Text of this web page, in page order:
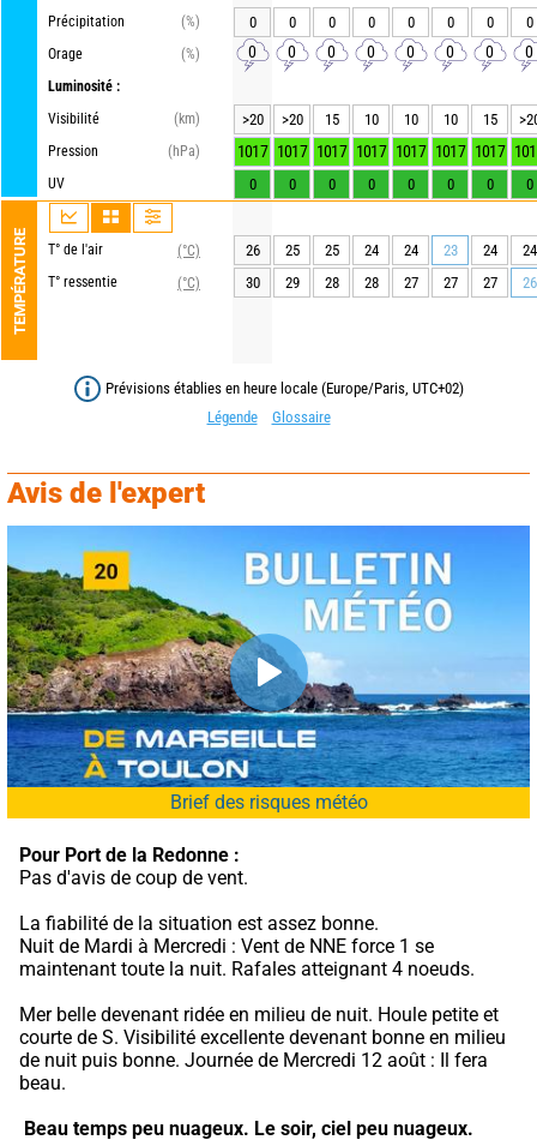
Précipitation
(%)
Orage
(%)
Luminosité :
Visibilité
(km)
Pression
(hPa)
UV
TEMPÉRATURE T° de l'air
(°C)
T° ressentie
(°C)
0 0 0 0 0 0 0 0
0 0 0 0 0 0 0 0
>20 >20 15 10 10 10 15
1017 1017 1017 1017 1017 1017 1017
0 0 0 0 0 0 0 0
26 25 25 24 24 23 24
24
30
29 28 28 27 27 27 26
Prévisions établies en heure locale (Europe/Paris, UTC+02)
Légende
Glossaire
Avis de l'expert
Brief des risques météo
Pour Port de la Redonne :
Pas d'avis de coup de vent.
La fiabilité de la situation est assez bonne.
Nuit de Mardi à Mercredi : Vent de NNE force 1 se
maintenant toute la nuit. Rafales atteignant 4 noeuds.
Mer belle devenant ridée en milieu de nuit. Houle petite et
courte de S. Visibilité excellente devenant bonne en milieu
de nuit puis bonne. Journée de Mercredi 12 août : Il fera
beau.
Beau temps peu nuageux. Le soir, ciel peu nuageux.